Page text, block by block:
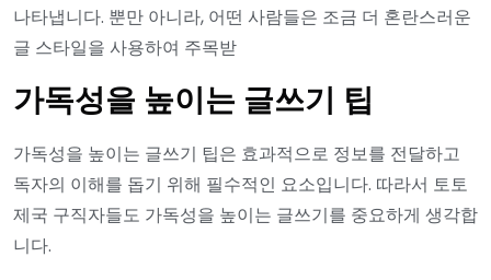
나타냅니다. 뿐만 아니라, 어떤 사람들은 조금 더 혼란스러운
글 스타일을 사용하여 주목받
가독성을 높이는 글쓰기 팁
가독성을 높이는 글쓰기 팁은 효과적으로 정보를 전달하고
독자의 이해를 돕기 위해 필수적인 요소입니다. 따라서 토토
제국 구직자들도 가독성을 높이는 글쓰기를 중요하게 생각합
니다.